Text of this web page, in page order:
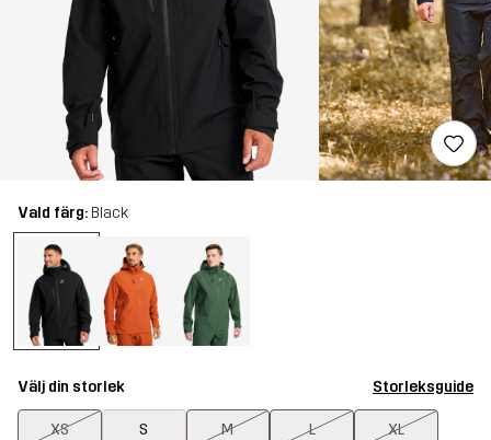
Vald färg: Black
Välj din storlek Storleksguide
XS S M L XL